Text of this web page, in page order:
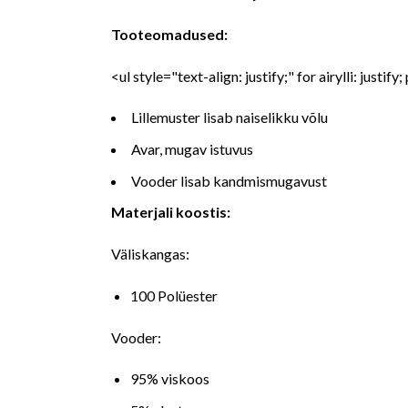
Tooteomadused:
<ul style="text-align: justify;" for airylli: justify;
Lillemuster lisab naiselikku võlu
Avar, mugav istuvus
Vooder lisab kandmismugavust
Materjali koostis:
Väliskangas:
100 Polüester
Vooder:
95% viskoos